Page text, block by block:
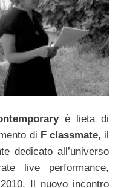
è lieta di
di F classmate, il
dedicato all’universo
live performance,
Il nuovo incontro